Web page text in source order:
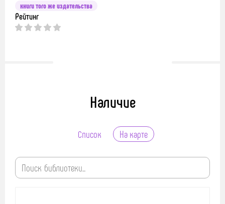
книги того же издательства
Рейтинг
Наличие
Список На карте